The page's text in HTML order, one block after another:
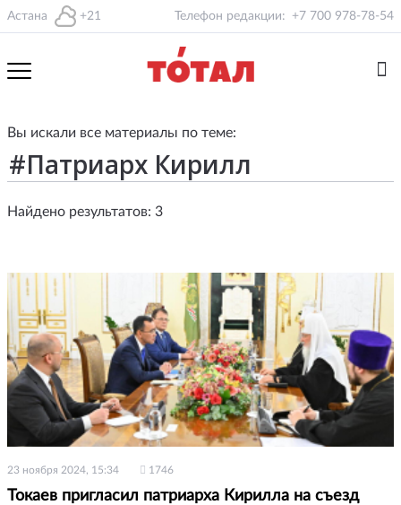
Астана +21 Телефон редакции: +7 700 978-78-54
Вы искали все материалы по теме:
Найдено результатов: 3
23 ноября 2024, 15:34 1746
Токаев пригласил патриарха Кирилла на съезд